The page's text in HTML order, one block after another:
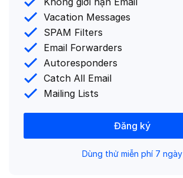
Vacation Messages
SPAM Filters
Email Forwarders
Autoresponders
Catch All Email
Mailing Lists
Đăng ký
Dùng thử miễn phí 7 ngày